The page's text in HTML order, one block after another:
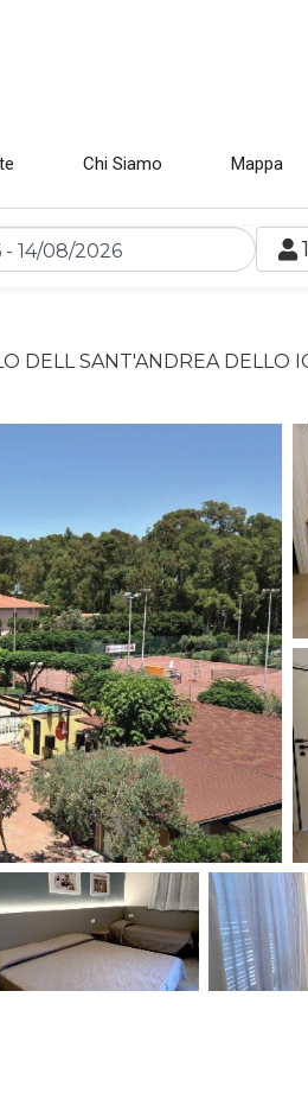
Chi Siamo Mappa
1
DELL SANT'ANDREA DELLO